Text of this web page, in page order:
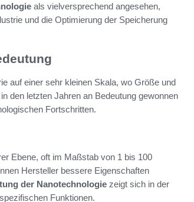
als vielversprechend angesehen,
und die Optimierung der Speicherung
auf einer sehr kleinen Skala, wo Größe und
den letzten Jahren an Bedeutung gewonnen
Fortschritten.
Ebene, oft im Maßstab von 1 bis 100
Hersteller bessere Eigenschaften
der Nanotechnologie zeigt sich in der
Funktionen.